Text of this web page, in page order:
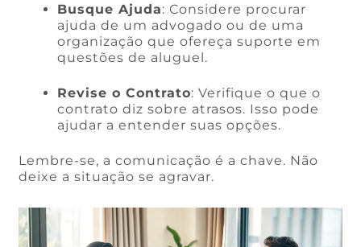
Busque Ajuda: Considere procurar
ajuda de um advogado ou de uma
organização que ofereça suporte em
questões de aluguel.
Revise o Contrato: Verifique o que o
contrato diz sobre atrasos. Isso pode
ajudar a entender suas opções.
Lembre-se, a comunicação é a chave. Não
deixe a situação se agravar.